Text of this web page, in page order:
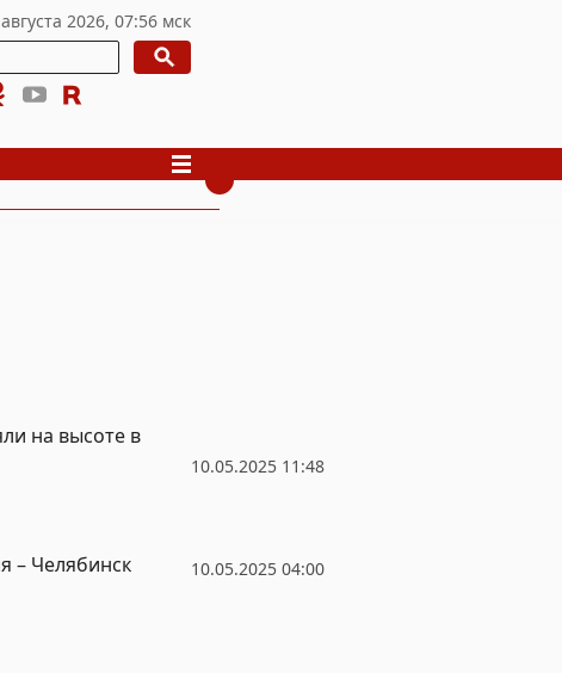
10.05.2025 11:48
на высоте в
10.05.2025 04:00
– Челябинск